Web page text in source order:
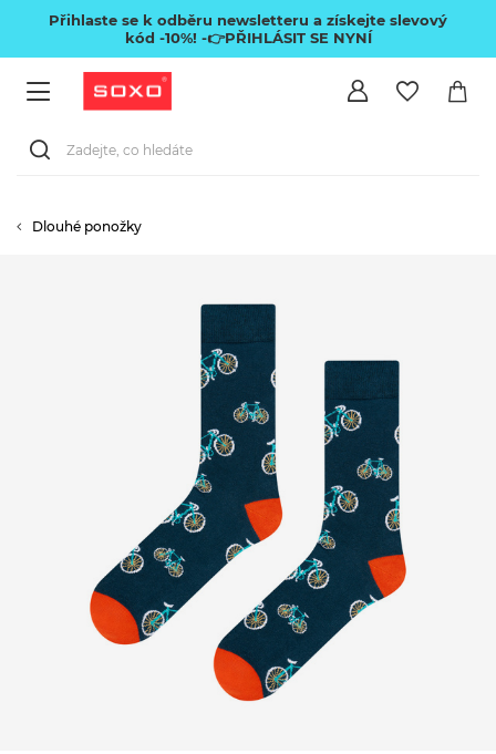
Přihlaste se k odběru newsletteru a získejte slevový
kód -10%! -👉PŘIHLÁSIT SE NYNÍ
Dlouhé ponožky